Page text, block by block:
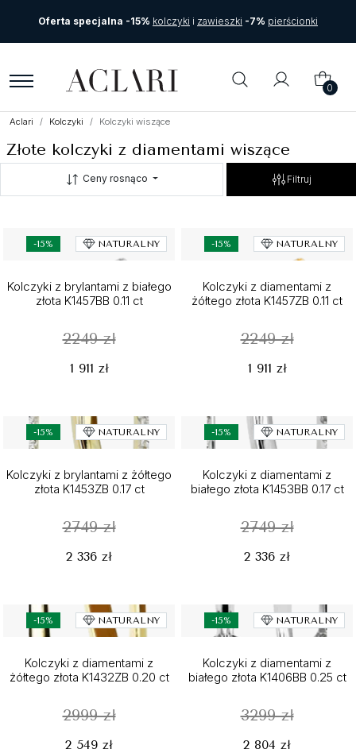
Oferta specjalna -15% kolczyki i zawieszki -7% pierścionki
0
Aclari Kolczyki Kolczyki wiszące
Złote kolczyki z diamentami wiszące
Ceny rosnąco Filtruj
-15% NATURALNY
Kolczyki z brylantami z białego
złota K1457BB 0.11 ct
2249 zł
1 911 zł
-15% NATURALNY
Kolczyki z diamentami z
żółtego złota K1457ZB 0.11 ct
2249 zł
1 911 zł
-15% NATURALNY
Kolczyki z brylantami z żółtego
złota K1453ZB 0.17 ct
2749 zł
2 336 zł
-15% NATURALNY
Kolczyki z diamentami z
białego złota K1453BB 0.17 ct
2749 zł
2 336 zł
-15% NATURALNY
Kolczyki z diamentami z
żółtego złota K1432ZB 0.20 ct
2999 zł
2 549 zł
-15% NATURALNY
Kolczyki z diamentami z
białego złota K1406BB 0.25 ct
3299 zł
2 804 zł